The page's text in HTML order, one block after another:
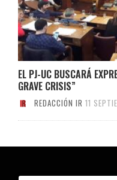
EL PJ-UC BUSCARÁ
GRAVE CRISIS”
REDACCIÓN IR 11